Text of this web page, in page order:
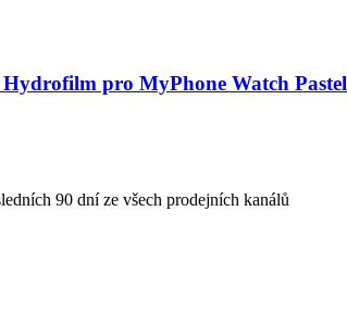
pro MyPhone Watch Pastel
90 dní ze všech prodejních kanálů